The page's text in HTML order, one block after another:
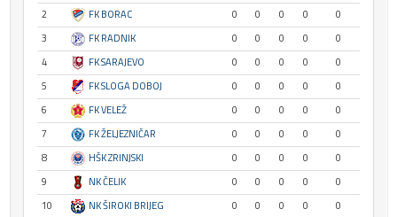
2
FK BORAC 0 0 0 0
0
3
FK RADNIK 0 0 0 0
0
4
FK SARAJEVO 0 0 0 0
0
5
FK SLOGA DOBOJ 0 0 0 0
0
6
FK VELEŽ 0 0 0 0
0
7
FK ŽELJEZNIČAR 0 0 0 0
0
8
HŠK ZRINJSKI 0 0 0 0
0
9
NK ČELIK 0 0 0 0
0
10
NK ŠIROKI BRIJEG 0 0 0 0 0